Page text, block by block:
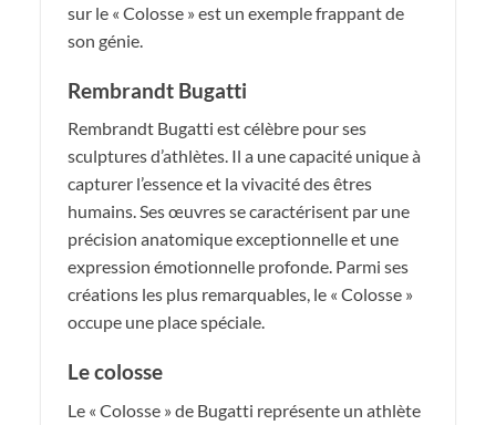
sur le « Colosse » est un exemple frappant de
son génie.
Rembrandt Bugatti
Rembrandt Bugatti est célèbre pour ses
sculptures d’athlètes. Il a une capacité unique à
capturer l’essence et la vivacité des êtres
humains. Ses œuvres se caractérisent par une
précision anatomique exceptionnelle et une
expression émotionnelle profonde. Parmi ses
créations les plus remarquables, le « Colosse »
occupe une place spéciale.
Le colosse
Le « Colosse » de Bugatti représente un athlète